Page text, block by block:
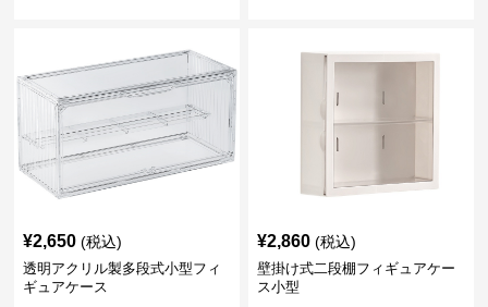
¥2,650 (税込)
透明アクリル製多段式小型フィ
ギュアケース
¥2,860 (税込)
壁掛け式二段棚フィギュアケー
ス小型